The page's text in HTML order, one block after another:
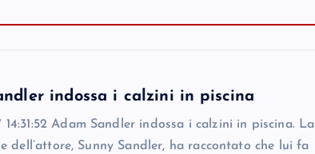
indossa i calzini in piscina
14:31:52 Adam Sandler indossa i calzini in piscina. La
dell’attore, Sunny Sandler, ha raccontato che lui fa